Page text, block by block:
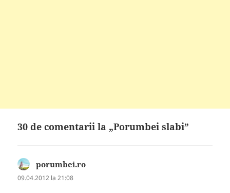
30 de comentarii la „Porumbei slabi”
porumbei.ro
09.04.2012 la 21:08